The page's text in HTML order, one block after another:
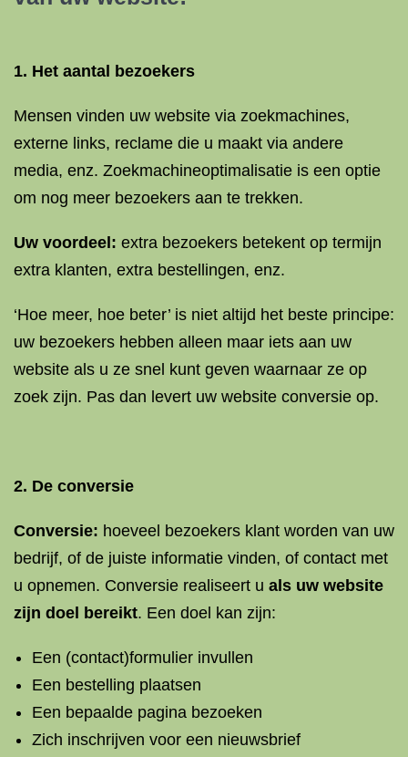
1. Het aantal bezoekers
Mensen vinden uw website via zoekmachines,
externe links, reclame die u maakt via andere
media, enz. Zoekmachineoptimalisatie is een optie
om nog meer bezoekers aan te trekken.
Uw voordeel: extra bezoekers betekent op termijn
extra klanten, extra bestellingen, enz.
‘Hoe meer, hoe beter’ is niet altijd het beste principe:
uw bezoekers hebben alleen maar iets aan uw
website als u ze snel kunt geven waarnaar ze op
zoek zijn. Pas dan levert uw website conversie op.
2. De conversie
Conversie: hoeveel bezoekers klant worden van uw
bedrijf, of de juiste informatie vinden, of contact met
u opnemen. Conversie realiseert u als uw website
zijn doel bereikt. Een doel kan zijn:
Een (contact)formulier invullen
Een bestelling plaatsen
Een bepaalde pagina bezoeken
Zich inschrijven voor een nieuwsbrief